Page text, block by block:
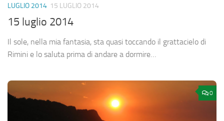
LUGLIO 2014 15 LUGLIO 2014
15 luglio 2014
Il sole, nella mia fantasia, sta quasi toccando il grattacielo di
Rimini e lo saluta prima di andare a dormire…
0